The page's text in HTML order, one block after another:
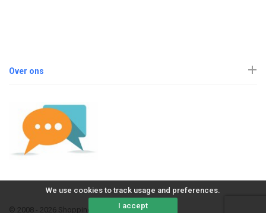
We use cookies to track usage and preferences.
I accept
Over ons
© 2008 - 2026 ShoppingErvaring